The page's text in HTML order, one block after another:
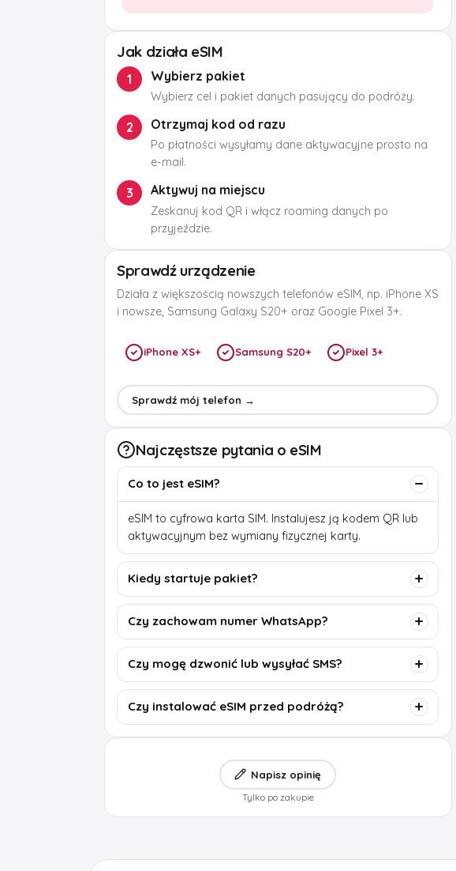
Jak działa eSIM
1 Wybierz pakiet
Wybierz cel i pakiet danych pasujący do podróży.
2 Otrzymaj kod od razu
Po płatności wysyłamy dane aktywacyjne prosto na
e-mail.
3 Aktywuj na miejscu
Zeskanuj kod QR i włącz roaming danych po
przyjeździe.
Sprawdź urządzenie
Działa z większością nowszych telefonów eSIM, np. iPhone XS
i nowsze, Samsung Galaxy S20+ oraz Google Pixel 3+.
iPhone XS+ Samsung S20+ Pixel 3+
Sprawdź mój telefon →
Najczęstsze pytania o eSIM
Co to jest eSIM?
eSIM to cyfrowa karta SIM. Instalujesz ją kodem QR lub
aktywacyjnym bez wymiany fizycznej karty.
Kiedy startuje pakiet?
Czy zachowam numer WhatsApp?
Czy mogę dzwonić lub wysyłać SMS?
Czy instalować eSIM przed podróżą?
Napisz opinię
Tylko po zakupie